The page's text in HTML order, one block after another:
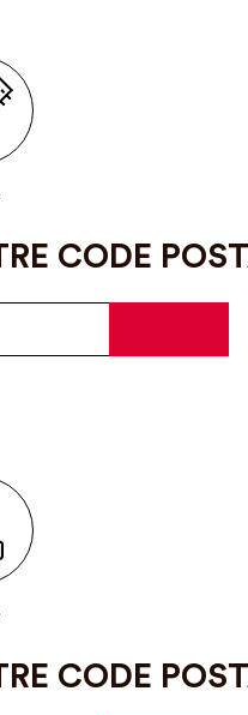
CODE
CODE